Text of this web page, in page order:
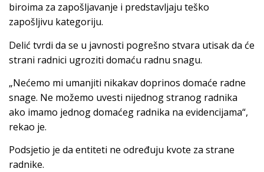
biroima za zapošljavanje i predstavljaju teško
zapošljivu kategoriju.
Delić tvrdi da se u javnosti pogrešno stvara utisak da će
strani radnici ugroziti domaću radnu snagu.
„Nećemo mi umanjiti nikakav doprinos domaće radne
snage. Ne možemo uvesti nijednog stranog radnika
ako imamo jednog domaćeg radnika na evidencijama“,
rekao je.
Podsjetio je da entiteti ne određuju kvote za strane
radnike.